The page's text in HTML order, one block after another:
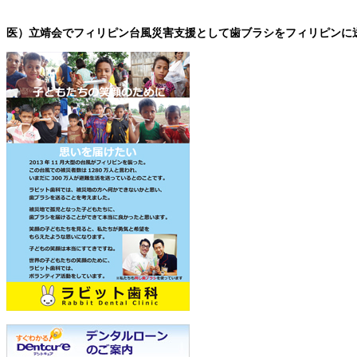
医）立靖会でフィリピン台風災害支援として歯ブラシをフィリピンに